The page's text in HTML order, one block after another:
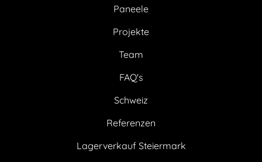
Paneele
Projekte
Team
FAQ's
Schweiz
Referenzen
Lagerverkauf Steiermark